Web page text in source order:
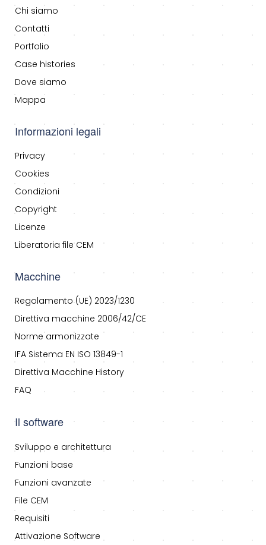
Chi siamo
Contatti
Portfolio
Case histories
Dove siamo
Mappa
Informazioni legali
Privacy
Cookies
Condizioni
Copyright
Licenze
Liberatoria file CEM
Macchine
Regolamento (UE) 2023/1230
Direttiva macchine 2006/42/CE
Norme armonizzate
IFA Sistema EN ISO 13849-1
Direttiva Macchine History
FAQ
Il software
Sviluppo e architettura
Funzioni base
Funzioni avanzate
File CEM
Requisiti
Attivazione Software